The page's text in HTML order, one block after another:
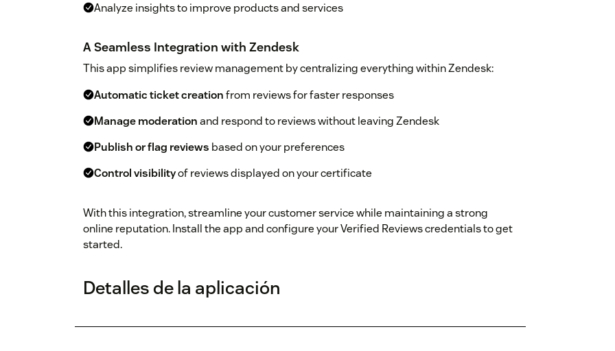
Analyze insights to improve products and services
A Seamless Integration with Zendesk
This app simplifies review management by centralizing everything within Zendesk:
Automatic ticket creationfrom reviews for faster responses
Manage moderationand respond to reviews without leaving Zendesk
Publish or flag reviews based on your preferences
Control visibilityof reviews displayed on your certificate
With this integration, streamline your customer service while maintaining a strong
online reputation. Install the app and configure your Verified Reviews credentials to get
started.
Detalles de la aplicación